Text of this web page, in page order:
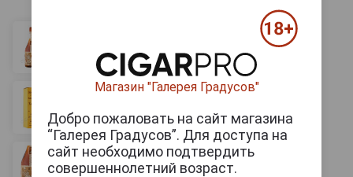
Магазин "Галерея Градусов"
Добро пожаловать на сайт магазина
“Галерея Градусов”. Для доступа на
сайт необходимо подтвердить
совершеннолетний возраст.